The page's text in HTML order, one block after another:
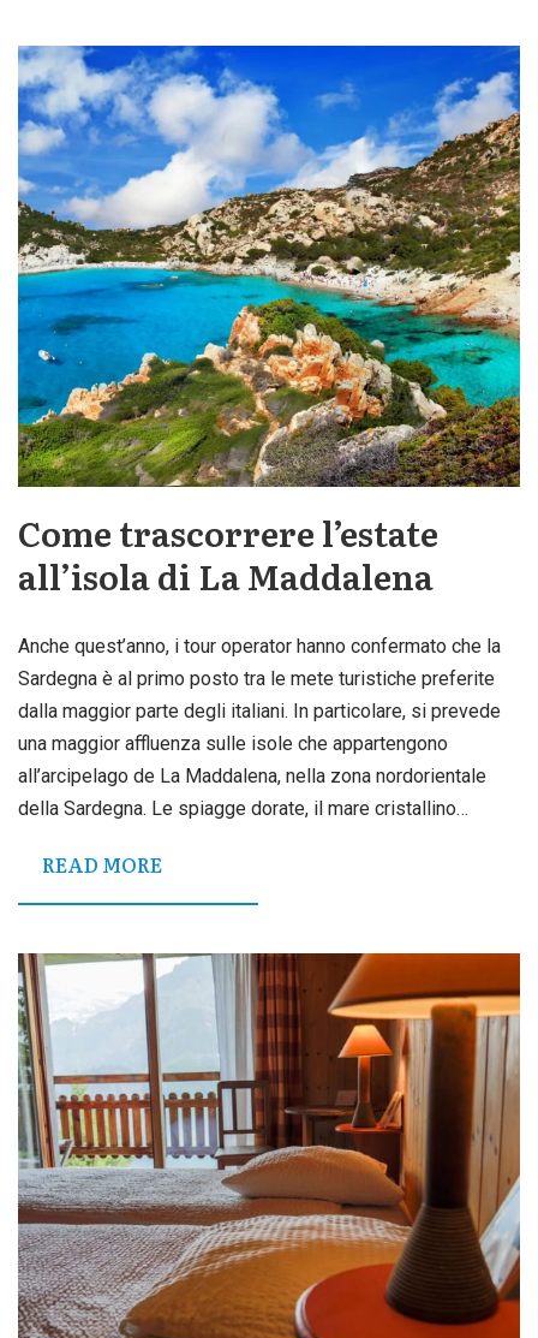
Come trascorrere l’estate
all’isola di La Maddalena
Anche quest’anno, i tour operator hanno confermato che la
Sardegna è al primo posto tra le mete turistiche preferite
dalla maggior parte degli italiani. In particolare, si prevede
una maggior affluenza sulle isole che appartengono
all’arcipelago de La Maddalena, nella zona nordorientale
della Sardegna. Le spiagge dorate, il mare cristallino…
READ MORE